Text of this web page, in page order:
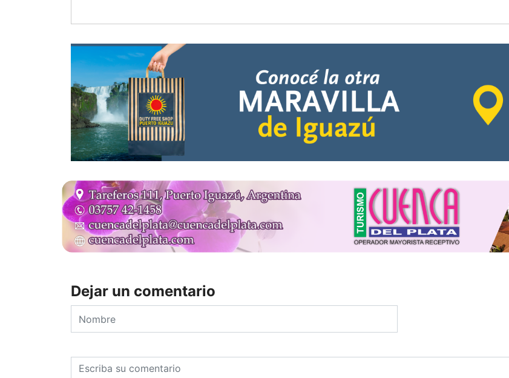
Dejar un comentario